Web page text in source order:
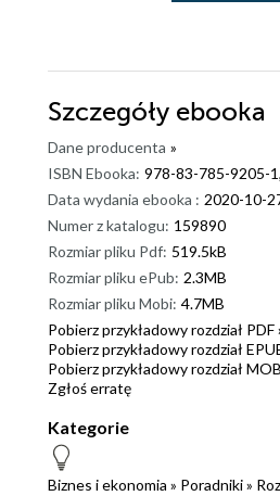
Szczegóły ebooka
Dane producenta »
ISBN Ebooka: 978-83-785-9205-
Data wydania ebooka : 2020-10-
Numer z katalogu: 159890
Rozmiar pliku Pdf: 519.5kB
Rozmiar pliku ePub: 2.3MB
Rozmiar pliku Mobi: 4.7MB
Pobierz przykładowy rozdział PDF
Pobierz przykładowy rozdział
Pobierz przykładowy rozdział
Zgłoś erratę
Kategorie
Biznes i ekonomia » Poradniki»